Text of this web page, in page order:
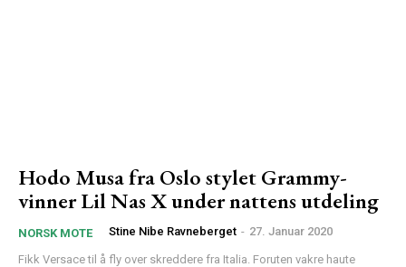
Hodo Musa fra Oslo stylet Grammy-
vinner Lil Nas X under nattens utdeling
NORSK MOTE Stine Nibe Ravneberget - 27. Januar 2020
Fikk Versace til å fly over skreddere fra Italia. Foruten vakre haute